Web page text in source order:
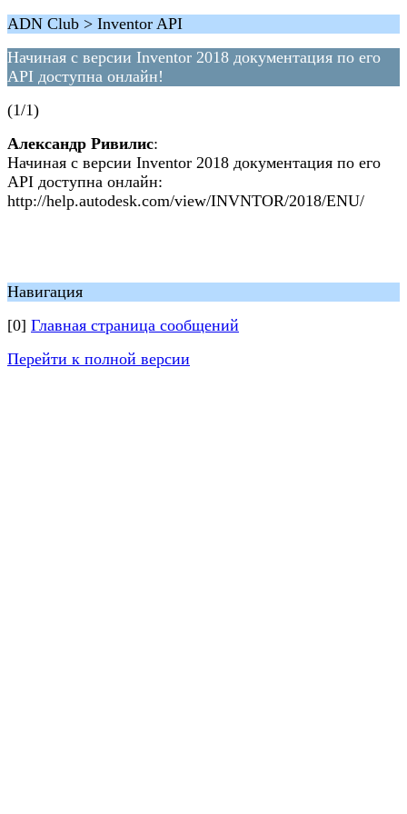
ADN Club > Inventor API
Начиная с версии Inventor 2018 документация по его
API доступна онлайн!
(1/1)
Александр Ривилис:
Начиная с версии Inventor 2018 документация по его
API доступна онлайн:
http://help.autodesk.com/view/INVNTOR/2018/ENU/
Навигация
[0] Главная страница сообщений
Перейти к полной версии